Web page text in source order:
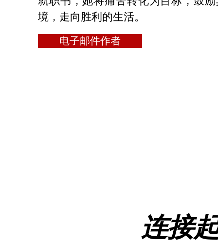
境，走向胜利的生活。
电子邮件作者
连接